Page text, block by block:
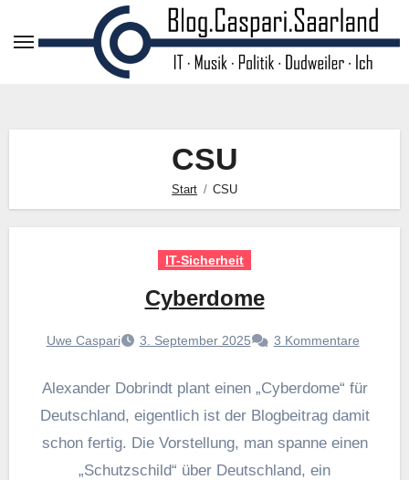
Inhalt
CSU
Start CSU
IT-Sicherheit
Cyberdome
Uwe Caspari 3. September 2025 3 Kommentare
Alexander Dobrindt plant einen „Cyberdome“ für
Deutschland, eigentlich ist der Blogbeitrag damit
schon fertig. Die Vorstellung, man spanne einen
„Schutzschild“ über Deutschland, ein